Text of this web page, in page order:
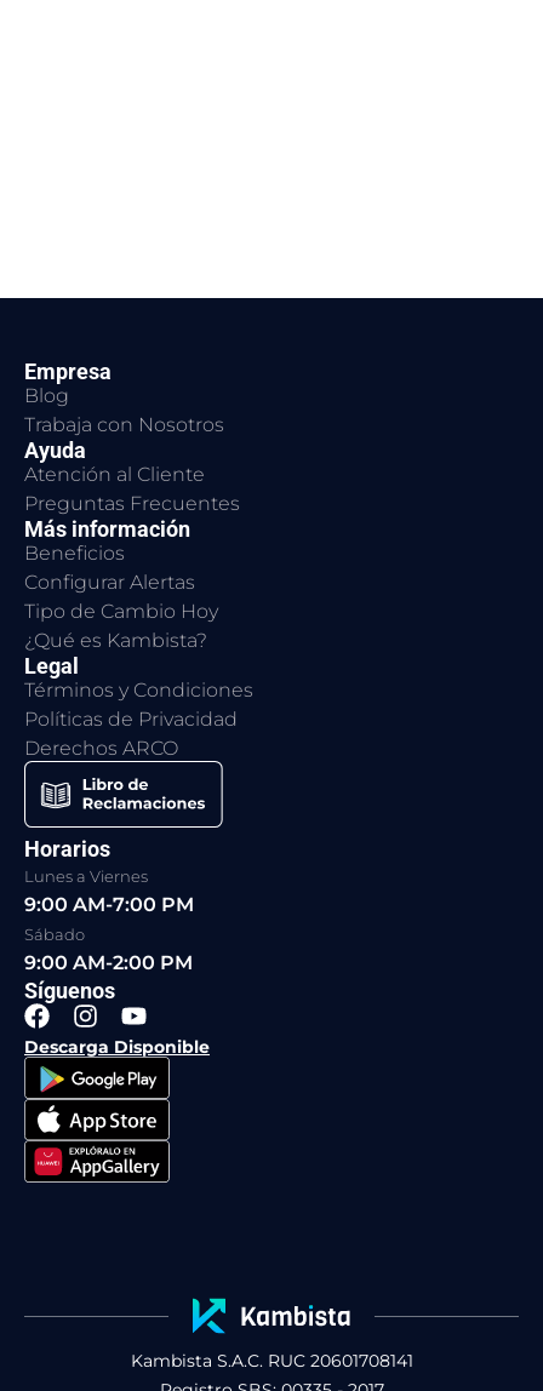
Empresa
Blog
Trabaja con Nosotros
Ayuda
Atención al Cliente
Preguntas Frecuentes
Más información
Beneficios
Configurar Alertas
Tipo de Cambio Hoy
¿Qué es Kambista?
Legal
Términos y Condiciones
Políticas de Privacidad
Derechos ARCO
Horarios
Lunes a Viernes
9:00 AM-7:00 PM
Sábado
9:00 AM-2:00 PM
Síguenos
F
a
c
e
b
o
o
k
I
n
s
t
a
g
r
a
Y
o
u
t
u
b
e
Descarga Disponible
Kambista S.A.C. RUC 20601708141